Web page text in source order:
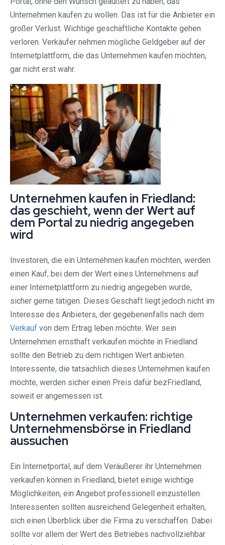
Unternehmen kaufen zu wollen. Das ist für die Anbieter ein
großer Verlust. Wichtige geschäftliche Kontakte gehen
verloren. Verkäufer nehmen mögliche Geldgeber auf der
Internetplattform, die das Unternehmen kaufen möchten,
gar nicht erst wahr.
Unternehmen kaufen in Friedland:
das geschieht, wenn der Wert auf
dem Portal zu niedrig angegeben
wird
Investoren, die ein Unternehmen kaufen möchten, werden
einen Kauf, bei dem der Wert eines Unternehmens auf
einer Internetplattform zu niedrig angegeben wurde,
sicher gerne tätigen. Dieses Geschäft liegt jedoch nicht im
Interesse des Anbieters, der gegebenenfalls nach dem
Verkauf von dem Ertrag leben möchte. Wer sein
Unternehmen ernsthaft verkaufen möchte in Friedland
sollte den Betrieb zu dem richtigen Wert anbieten.
Interessente, die tatsächlich dieses Unternehmen kaufen
möchte, werden sicher einen Preis dafür bezFriedland,
soweit er angemessen ist.
Unternehmen verkaufen: richtige
Unternehmensbörse in Friedland
aussuchen
Ein Internetportal, auf dem Veräußerer ihr Unternehmen
verkaufen können in Friedland, bietet einige wichtige
Möglichkeiten, ein Angebot professionell einzustellen.
Interessenten sollten ausreichend Gelegenheit erhalten,
sich einen Überblick über die Firma zu verschaffen. Dabei
sollte vor allem der Wert des Betriebes nachvollziehbar